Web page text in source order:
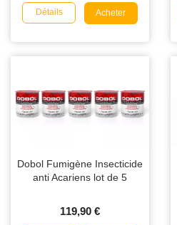
Détails Acheter
Dobol Fumigène Insecticide
anti Acariens lot de 5
119,90 €